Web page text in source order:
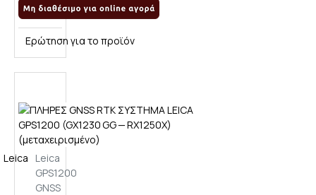
Ερώτηση για το προϊόν
Leica
Leica
GPS1200
GNSS